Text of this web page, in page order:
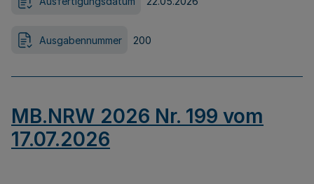
Ausgabennummer 200
MB.NRW 2026 Nr. 199 vom
17.07.2026